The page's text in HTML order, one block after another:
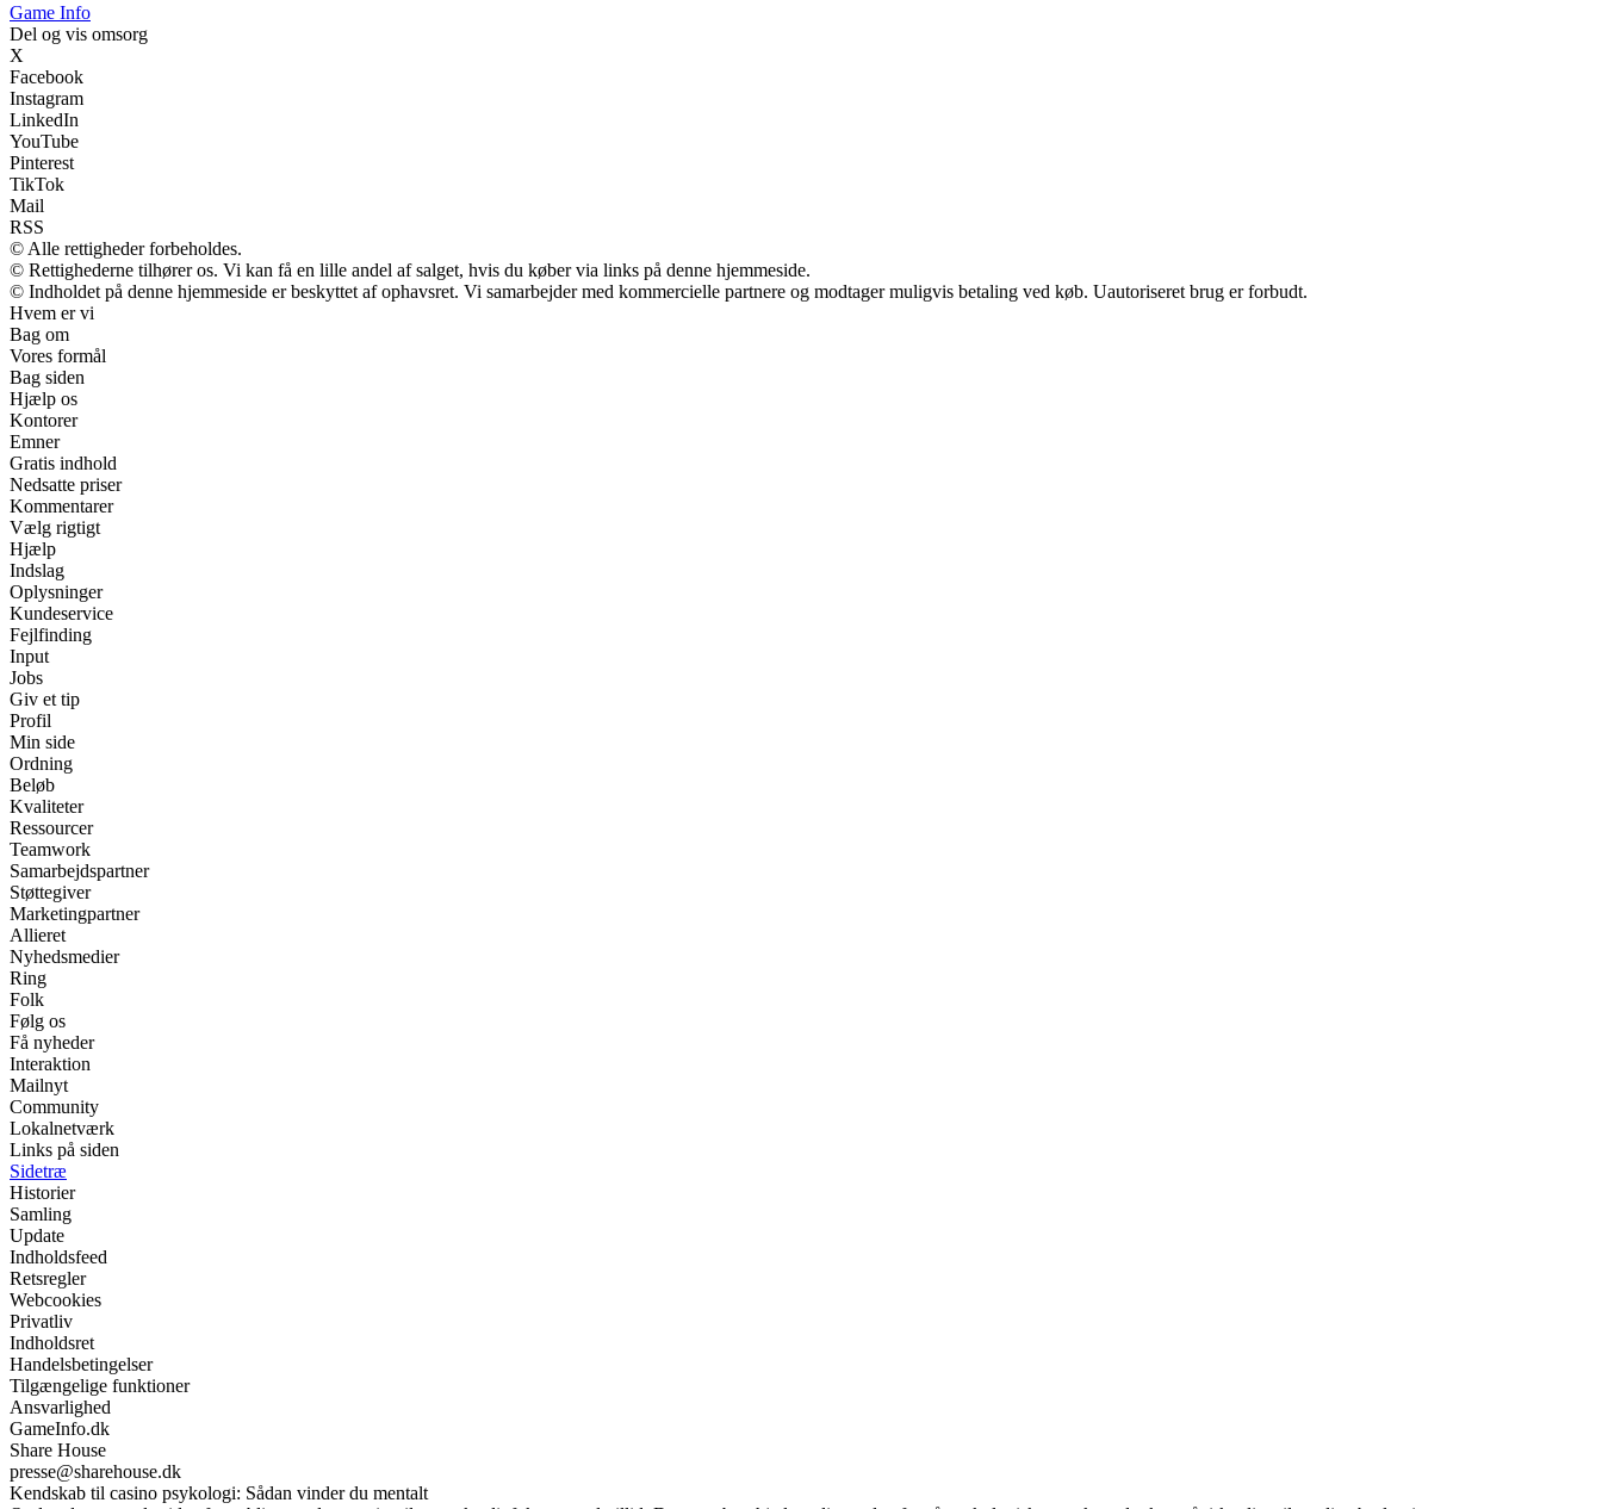
Game Info
Del og vis omsorg
X
Facebook
Instagram
LinkedIn
YouTube
Pinterest
TikTok
Mail
RSS
© Alle rettigheder forbeholdes.
© Rettighederne tilhører os. Vi kan få en lille andel af salget, hvis du køber via links på denne hjemmeside.
© Indholdet på denne hjemmeside er beskyttet af ophavsret. Vi samarbejder med kommercielle partnere og modtager muligvis betaling ved køb. Uautoriseret brug er forbudt.
Hvem er vi
Bag om
Vores formål
Bag siden
Hjælp os
Kontorer
Emner
Gratis indhold
Nedsatte priser
Kommentarer
Vælg rigtigt
Hjælp
Indslag
Oplysninger
Kundeservice
Fejlfinding
Input
Jobs
Giv et tip
Profil
Min side
Ordning
Beløb
Kvaliteter
Ressourcer
Teamwork
Samarbejdspartner
Støttegiver
Marketingpartner
Allieret
Nyhedsmedier
Ring
Folk
Følg os
Få nyheder
Interaktion
Mailnyt
Community
Lokalnetværk
Links på siden
Sidetræ
Historier
Samling
Update
Indholdsfeed
Retsregler
Webcookies
Privatliv
Indholdsret
Handelsbetingelser
Tilgængelige funktioner
Ansvarlighed
GameInfo.dk
Share House
presse@sharehouse.dk
Kendskab til casino psykologi: Sådan vinder du mentalt